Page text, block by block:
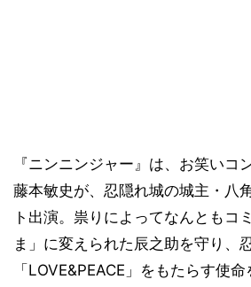
『ニンニンジャー』は、お笑いコ
藤本敏史が、忍隠れ城の城主・八
ト出演。祟りによってなんともコ
ま」に変えられた辰之助を守り、
「LOVE&PEACE」をもたらす使